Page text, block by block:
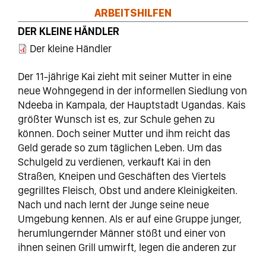
Der 11-jährige Kai zieht mit seiner Mutter in eine
neue Wohngegend in der informellen Siedlung von
Ndeeba in Kampala, der Hauptstadt Ugandas. Kais
größter Wunsch ist es, zur Schule gehen zu
können. Doch seiner Mutter und ihm reicht das
Geld gerade so zum täglichen Leben. Um das
Schulgeld zu verdienen, verkauft Kai in den
Straßen, Kneipen und Geschäften des Viertels
gegrilltes Fleisch, Obst und andere Kleinigkeiten.
Nach und nach lernt der Junge seine neue
Umgebung kennen. Als er auf eine Gruppe junger,
herumlungernder Männer stößt und einer von
ihnen seinen Grill umwirft, legen die anderen zur
ARBEITSHILFEN
DER KLEINE HÄNDLER
Der kleine Händler